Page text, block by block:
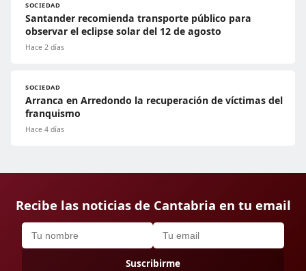
SOCIEDAD
Santander recomienda transporte público para
observar el eclipse solar del 12 de agosto
Hace 2 días
SOCIEDAD
Arranca en Arredondo la recuperación de víctimas del
franquismo
Hace 4 días
Recibe las noticias de Cantabria en tu email
Suscribirme